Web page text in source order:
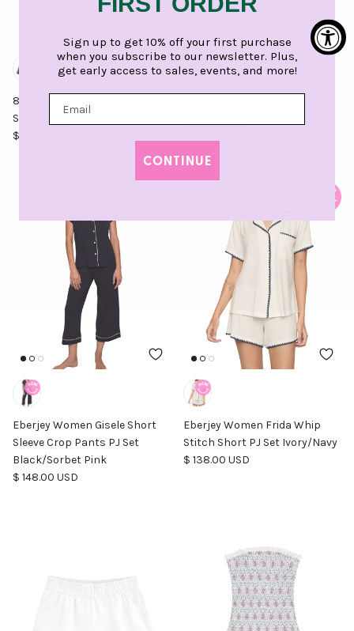
8apart Women Towne Side
Stripe Skirt
Precio normal
$ 48.00 USD
Eberjey Women Gisele Short
Sleeve Crop Pants PJ Set
Black/Sorbet Pink
Precio normal
$ 148.00 USD
Eberjey Women Frida Whip
Stitch Short PJ Set Ivory/Navy
Precio normal
$ 138.00 USD
Sign up to get 10% off your first purchase
when you subscribe to our newsletter. Plus,
get early access to sales, events, and more!
CONTINUE